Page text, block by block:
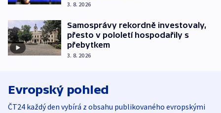
3. 8. 2026
Samosprávy rekordně investovaly,
přesto v pololetí hospodařily s
přebytkem
3. 8. 2026
Evropský pohled
ČT24 každý den vybírá z obsahu publikovaného evropskými